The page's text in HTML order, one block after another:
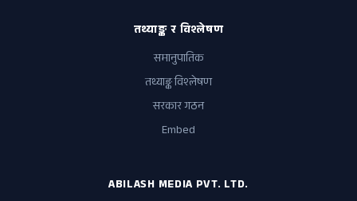
तथ्याङ्क र विश्लेषण
समानुपातिक
तथ्याङ्क विश्लेषण
सरकार गठन
Embed
ABILASH MEDIA PVT. LTD.